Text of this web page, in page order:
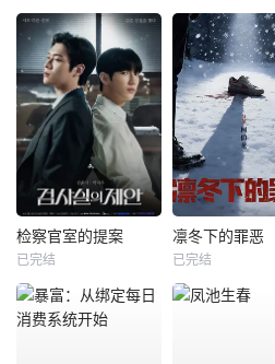
检察官室的提案
已完结
凛冬下的罪恶
已完结